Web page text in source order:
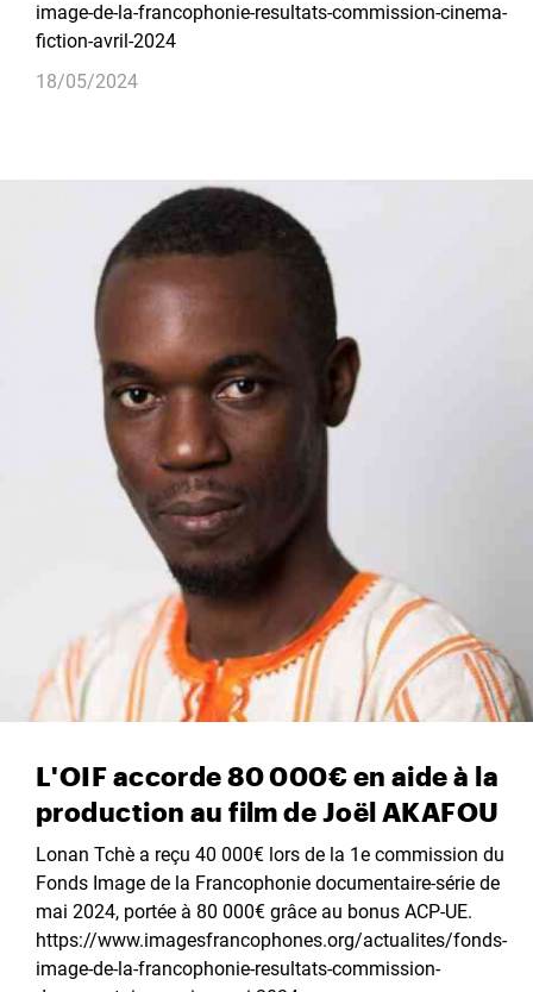
image-de-la-francophonie-resultats-commission-cinema-
fiction-avril-2024
18/05/2024
L'OIF accorde 80 000€ en aide à la
production au film de Joël AKAFOU
Lonan Tchè a reçu 40 000€ lors de la 1e commission du
Fonds Image de la Francophonie documentaire-série de
mai 2024, portée à 80 000€ grâce au bonus ACP-UE.
https://www.imagesfrancophones.org/actualites/fonds-
image-de-la-francophonie-resultats-commission-